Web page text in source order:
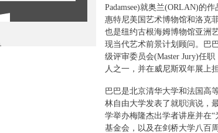
Padamsee)就奥兰(ORLAN)的
惠特尼美国艺术博物馆和洛克
也是纽约古根海姆博物馆亚洲
现当代艺术前景计划顾问。巴
级评审委员会(Master Jury)任
人之一，并在威尼斯双年展上
巴巴是北京清华大学和法国高
林自由大学发表了就职演说，
学举办梅隆杰出学者讲座并在
基金会，以及在剑桥大学八百